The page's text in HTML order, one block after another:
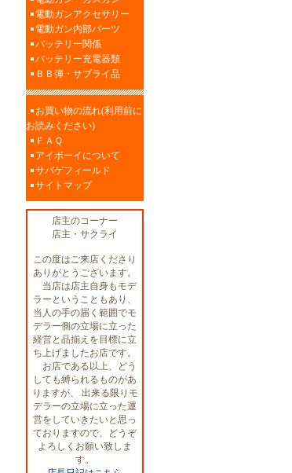
電動ガンアクセサリー
電動ガン内部パーツ
バッテリー関係
バッテリー充電器類
ＢＢ弾・サブライ品
お買い物の流れ(利用前に
お読みください)
ＦＡＱ
アイボーイについて
サバゲフィールド
サイトマップ
店主のコーナー
店主・サクライ
この度はご来店くださり
ありがとうございます。
当店は店主自身もモデ
ラーということもあり、
当人の手の届く範囲でモ
デラー側の立場に立った
経営と品揃えを目標に立
ち上げましたお店です。
お店である以上、どう
しても縛られるものがあ
りますが、 出来る限りモ
デラーの立場に立った運
営をしていきたいと思っ
ておりますので、どうぞ
よろしくお願い致しま
す。